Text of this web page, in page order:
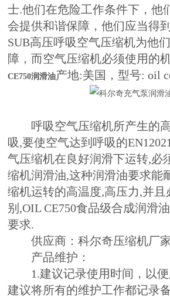
士.他们在危险工作条件下，他
会提供和谐保障，他们应当得
SUB高压呼吸空气压缩机为他
障，而空气压缩机必须使用的
CE750润滑油产地:美国，型号: oil
呼吸空气压缩机所产生的
吸,要使空气达到呼吸的
气压缩机在良好润滑下运转,必
缩机润滑油,这种润滑油要求能
缩机运转的高温度,高压力,并且
别,OIL CE750食品级合成润滑
要求.
供应商：科尔奇压缩机厂
产品维护：
1.建议记录使用时间，以便
建议将所有的维护工作都记录